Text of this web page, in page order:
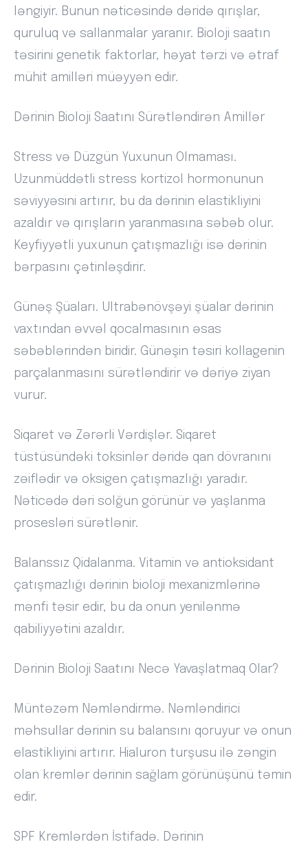
ləngiyir. Bunun nəticəsində dəridə qırışlar,
quruluq və sallanmalar yaranır. Bioloji saatın
təsirini genetik faktorlar, həyat tərzi və ətraf
mühit amilləri müəyyən edir.
Dərinin Bioloji Saatını Sürətləndirən Amillər
Stress və Düzgün Yuxunun Olmaması.
Uzunmüddətli stress kortizol hormonunun
səviyyəsini artırır, bu da dərinin elastikliyini
azaldır və qırışların yaranmasına səbəb olur.
Keyfiyyətli yuxunun çatışmazlığı isə dərinin
bərpasını çətinləşdirir.
Günəş Şüaları. Ultrabənövşəyi şüalar dərinin
vaxtından əvvəl qocalmasının əsas
səbəblərindən biridir. Günəşin təsiri kollagenin
parçalanmasını sürətləndirir və dəriyə ziyan
vurur.
Siqaret və Zərərli Vərdişlər. Siqaret
tüstüsündəki toksinlər dəridə qan dövranını
zəiflədir və oksigen çatışmazlığı yaradır.
Nəticədə dəri solğun görünür və yaşlanma
prosesləri sürətlənir.
Balanssız Qidalanma. Vitamin və antioksidant
çatışmazlığı dərinin bioloji mexanizmlərinə
mənfi təsir edir, bu da onun yenilənmə
qabiliyyətini azaldır.
Dərinin Bioloji Saatını Necə Yavaşlatmaq Olar?
Müntəzəm Nəmləndirmə. Nəmləndirici
məhsullar dərinin su balansını qoruyur və onun
elastikliyini artırır. Hialuron turşusu ilə zəngin
olan kremlər dərinin sağlam görünüşünü təmin
edir.
SPF Kremlərdən İstifadə. Dərinin